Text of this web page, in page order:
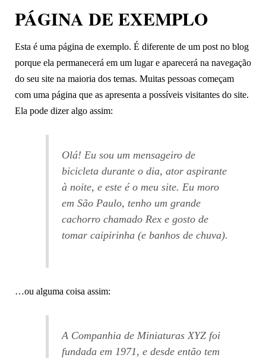
PÁGINA DE EXEMPLO
Esta é uma página de exemplo. É diferente de um post no blog
porque ela permanecerá em um lugar e aparecerá na navegação
do seu site na maioria dos temas. Muitas pessoas começam
com uma página que as apresenta a possíveis visitantes do site.
Ela pode dizer algo assim:
Olá! Eu sou um mensageiro de
bicicleta durante o dia, ator aspirante
à noite, e este é o meu site. Eu moro
em São Paulo, tenho um grande
cachorro chamado Rex e gosto de
tomar caipirinha (e banhos de chuva).
…ou alguma coisa assim:
A Companhia de Miniaturas XYZ foi
fundada em 1971, e desde então tem